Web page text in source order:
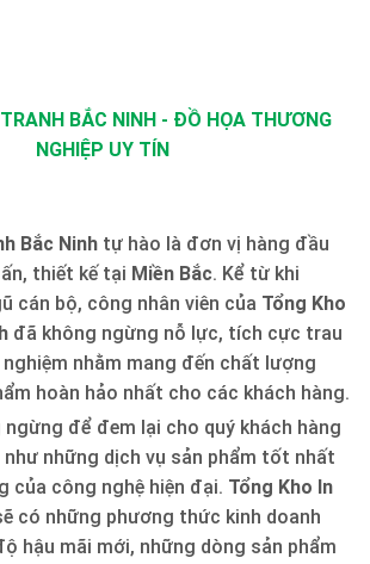
BẮC NINH - ĐỒ HỌA THƯƠNG
NGHIỆP UY TÍN
Bắc Ninh tự hào là đơn vị hàng đầu
thiết kế tại Miền Bắc. Kể từ khi
cán bộ, công nhân viên của Tổng Kho
đã không ngừng nỗ lực, tích cực trau
nghiệm nhằm mang đến chất lượng
hoàn hảo nhất cho các khách hàng.
để đem lại cho quý khách hàng
những dịch vụ sản phẩm tốt nhất
của công nghệ hiện đại. Tổng Kho In
có những phương thức kinh doanh
hậu mãi mới, những dòng sản phẩm